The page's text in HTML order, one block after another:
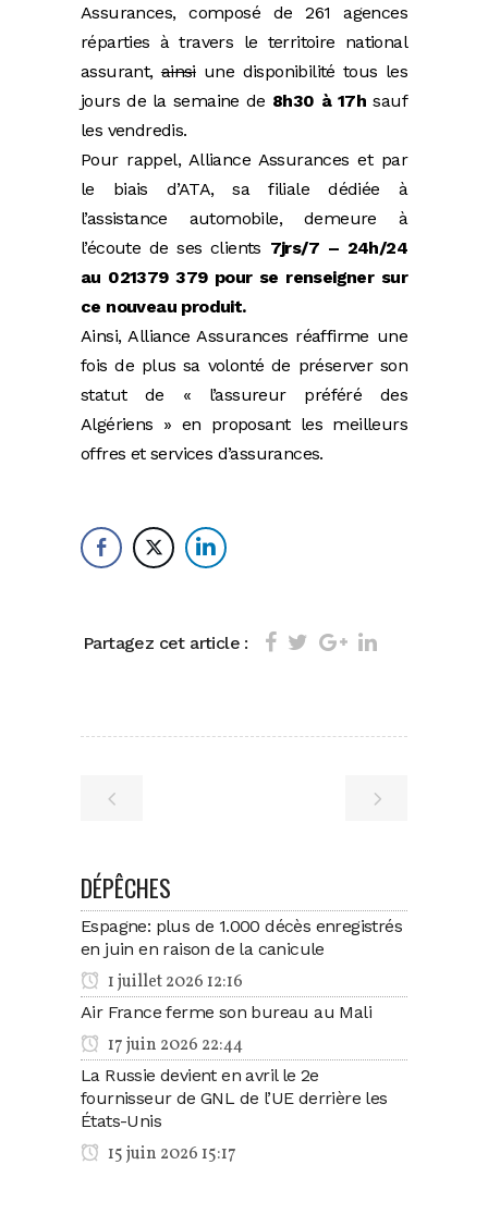
Assurances, composé de 261 agences
réparties à travers le territoire national
assurant,ainsiune disponibilité tous les
jours de la semaine de 8h30 à 17h sauf
les vendredis.
Pour rappel, Alliance Assurances et par
le biais d’ATA, sa filiale dédiée à
l’assistance automobile, demeure à
l’écoute de ses clients 7jrs/7 – 24h/24
au 021379 379 pour se renseigner sur
ce nouveau produit.
Ainsi, Alliance Assurances réaffirme une
fois de plus sa volonté de préserver son
statut de « l’assureur préféré des
Algériens » en proposant les meilleurs
offres et services d’assurances.
Partagez cet article :
DÉPÊCHES
Espagne: plus de 1.000 décès enregistrés
en juin en raison de la canicule
1 juillet 2026 12:16
Air France ferme son bureau au Mali
17 juin 2026 22:44
La Russie devient en avril le 2e
fournisseur de GNL de l’UE derrière les
États-Unis
15 juin 2026 15:17